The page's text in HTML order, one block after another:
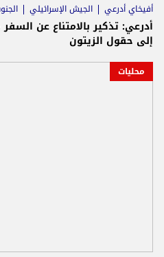
أفيخاي أدرعي الجيش الإسرائيلي
أدرعي: تذكير بالامتناع عن
إلى حقول الزيتون
محليات